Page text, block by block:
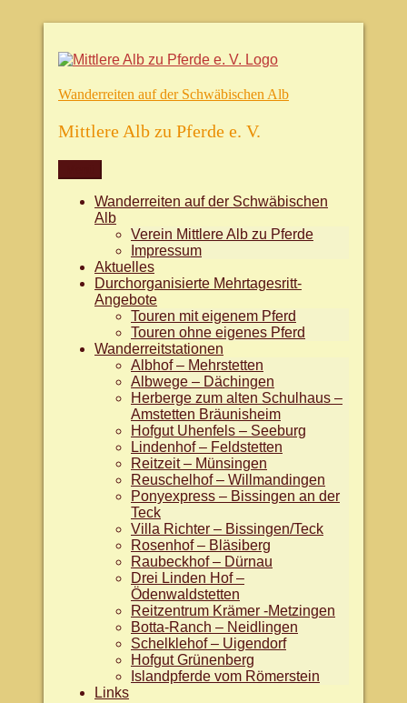
Zum
springen
Wanderreiten auf der Schwäbischen Alb
Mittlere Alb zu Pferde e. V.
Wanderreiten auf der Schwäbischen
Alb
Verein Mittlere Alb zu Pferde
Impressum
Aktuelles
Durchorganisierte Mehrtagesritt-
Angebote
Touren mit eigenem Pferd
Touren ohne eigenes Pferd
Wanderreitstationen
Albhof – Mehrstetten
Albwege – Dächingen
Herberge zum alten Schulhaus –
Amstetten Bräunisheim
Hofgut Uhenfels – Seeburg
Lindenhof – Feldstetten
Reitzeit – Münsingen
Reuschelhof – Willmandingen
Ponyexpress – Bissingen an der
Teck
Villa Richter – Bissingen/Teck
Rosenhof – Bläsiberg
Raubeckhof – Dürnau
Drei Linden Hof –
Ödenwaldstetten
Reitzentrum Krämer -Metzingen
Botta-Ranch – Neidlingen
Schelklehof – Uigendorf
Hofgut Grünenberg
Islandpferde vom Römerstein
Links